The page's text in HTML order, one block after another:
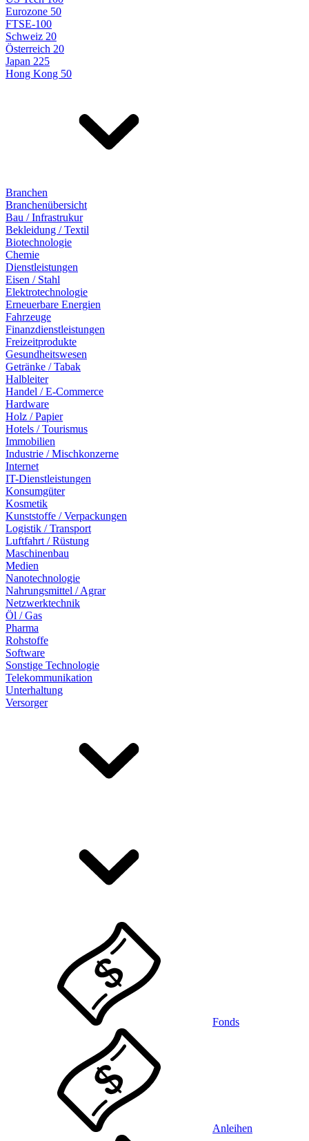
Eurozone 50
FTSE-100
Schweiz 20
Österreich 20
Japan 225
Hong Kong 50
Branchen
Branchenübersicht
Bau / Infrastrukur
Bekleidung / Textil
Biotechnologie
Chemie
Dienstleistungen
Eisen / Stahl
Elektrotechnologie
Erneuerbare Energien
Fahrzeuge
Finanzdienstleistungen
Freizeitprodukte
Gesundheitswesen
Getränke / Tabak
Halbleiter
Handel / E-Commerce
Hardware
Holz / Papier
Hotels / Tourismus
Immobilien
Industrie / Mischkonzerne
Internet
IT-Dienstleistungen
Konsumgüter
Kosmetik
Kunststoffe / Verpackungen
Logistik / Transport
Luftfahrt / Rüstung
Maschinenbau
Medien
Nanotechnologie
Nahrungsmittel / Agrar
Netzwerktechnik
Öl / Gas
Pharma
Rohstoffe
Software
Sonstige Technologie
Telekommunikation
Unterhaltung
Versorger
Fonds
Anleihen